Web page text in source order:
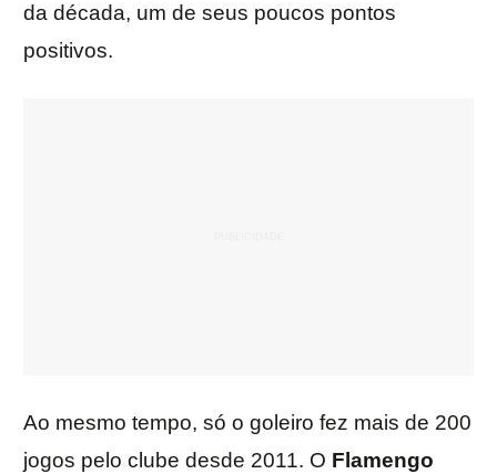
da década, um de seus poucos pontos
positivos.
Ao mesmo tempo, só o goleiro fez mais de 200
jogos pelo clube desde 2011. O Flamengo